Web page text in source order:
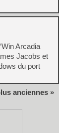
Arcadia
Jacobs et
du port
anciennes »